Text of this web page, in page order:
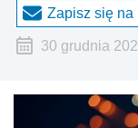
Zapisz się na
30 grudnia